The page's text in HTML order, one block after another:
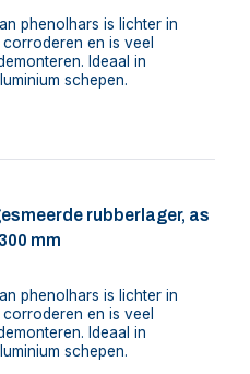
phenolhars is lichter in
en is veel
Ideaal in
schepen.
rubberlager, as
mm
phenolhars is lichter in
en is veel
Ideaal in
schepen.